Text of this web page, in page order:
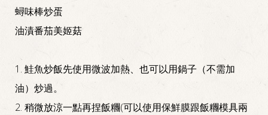
蟳味棒炒蛋
油漬番茄美姬菇
1. 鮭魚炒飯先使用微波加熱、也可以用鍋子（不需加
油）炒過。
2. 稍微放涼一點再捏飯糰(可以使用保鮮膜跟飯糰模具兩